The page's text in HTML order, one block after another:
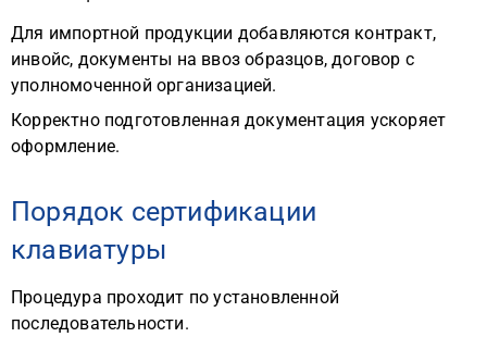
Для импортной продукции добавляются контракт,
инвойс, документы на ввоз образцов, договор с
уполномоченной организацией.
Корректно подготовленная документация ускоряет
оформление.
Порядок сертификации
клавиатуры
Процедура проходит по установленной
последовательности.